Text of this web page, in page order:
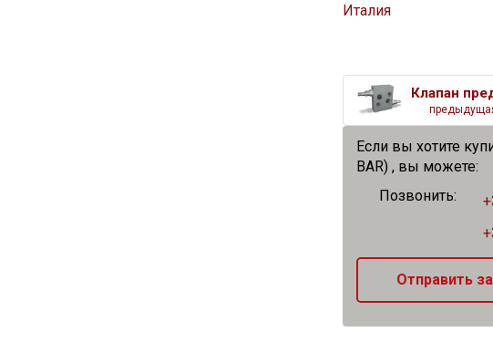
Италия
Если вы хотите
BAR) , вы можете:
Позвонить:
Отправить